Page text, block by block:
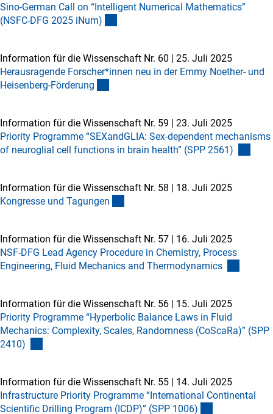
Sino-German Call on “Intelligent Numerical Mathematics”
(NSFC-DFG 2025 iNum)
Information für die Wissenschaft Nr. 60 | 25. Juli 2025
Herausragende Forscher*innen neu in der Emmy Noether- und
Heisenberg-Förderung
Information für die Wissenschaft Nr. 59 | 23. Juli 2025
Priority Programme “SEXandGLIA: Sex-dependent mechanisms
of neuroglial cell functions in brain health” (SPP 2561)
Information für die Wissenschaft Nr. 58 | 18. Juli 2025
Kongresse und Tagungen
Information für die Wissenschaft Nr. 57 | 16. Juli 2025
NSF-DFG Lead Agency Procedure in Chemistry, Process
Engineering, Fluid Mechanics and Thermodynamics
Information für die Wissenschaft Nr. 56 | 15. Juli 2025
Priority Programme “Hyperbolic Balance Laws in Fluid
Mechanics: Complexity, Scales, Randomness (CoScaRa)” (SPP
2410)
Information für die Wissenschaft Nr. 55 | 14. Juli 2025
Infrastructure Priority Programme “International Continental
Scientific Drilling Program (ICDP)” (SPP 1006)